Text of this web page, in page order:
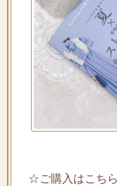
☆ご購入はこち